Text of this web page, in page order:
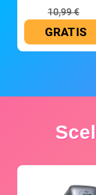
10,99 €
GRATIS